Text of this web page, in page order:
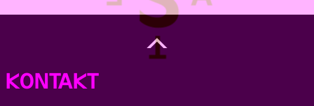
Back
to
KONTAKT